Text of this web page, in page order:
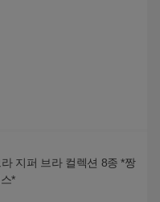
퍼 브라 컬렉션 8종 *짱
*